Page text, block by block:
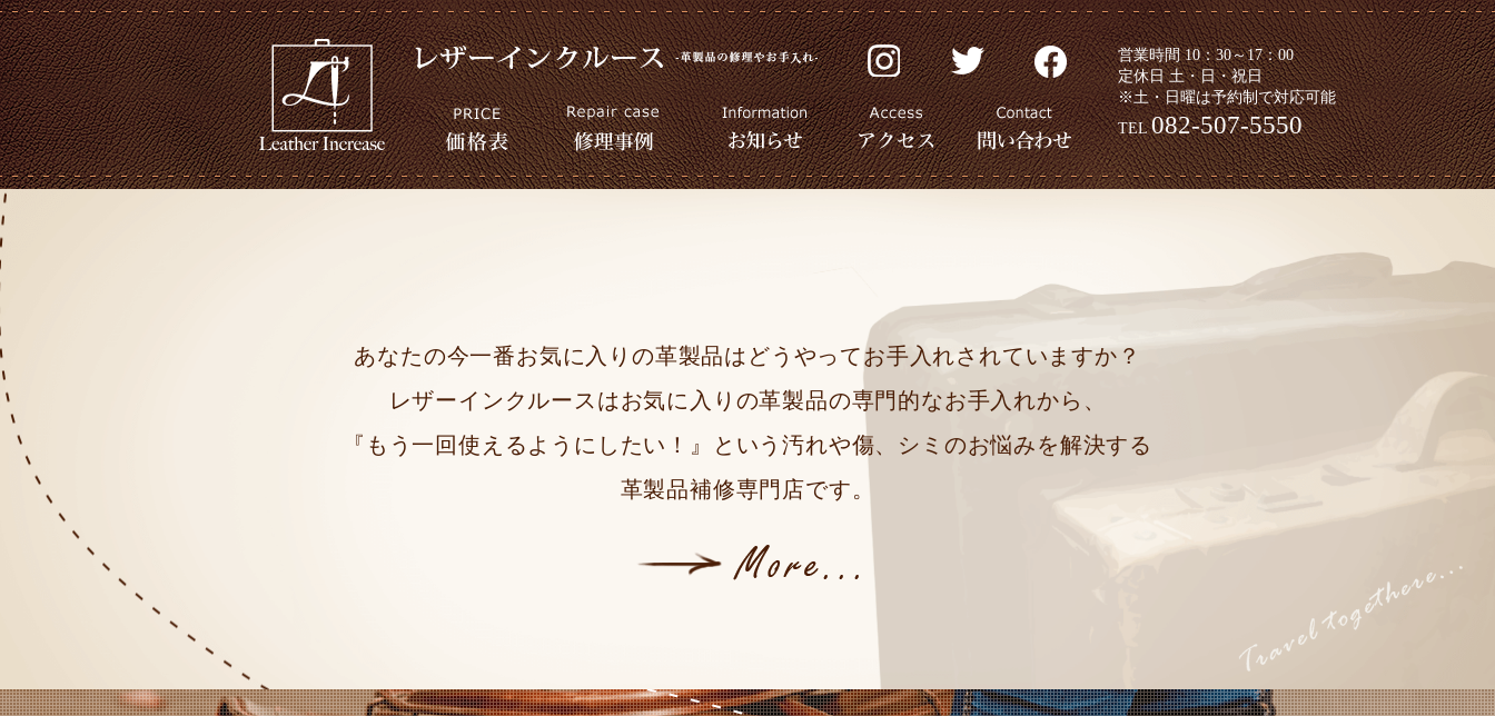
営業時間 10：30～17：00
定休日 土・日・祝日
※土・日曜は予約制で対応可能
TEL082-507-5550
あなたの今一番お気に入りの革製品はどうやってお手入れされていますか？
レザーインクルースはお気に入りの革製品の専門的なお手入れから、
『もう一回使えるようにしたい！』という汚れや傷、シミのお悩みを解決する
革製品補修専門店です。